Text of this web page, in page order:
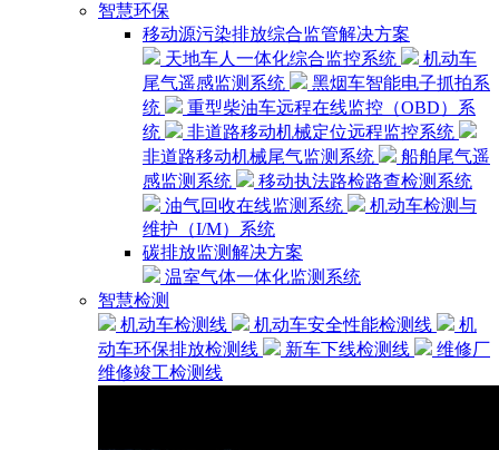
智慧环保
移动源污染排放综合监管解决方案
天地车人一体化综合监控系统
机动车
尾气遥感监测系统
黑烟车智能电子抓拍系
统
重型柴油车远程在线监控（OBD）系
统
非道路移动机械定位远程监控系统
非道路移动机械尾气监测系统
船舶尾气遥
感监测系统
移动执法路检路查检测系统
油气回收在线监测系统
机动车检测与
维护（I/M）系统
碳排放监测解决方案
温室气体一体化监测系统
智慧检测
机动车检测线
机动车安全性能检测线
机
动车环保排放检测线
新车下线检测线
维修厂
维修竣工检测线